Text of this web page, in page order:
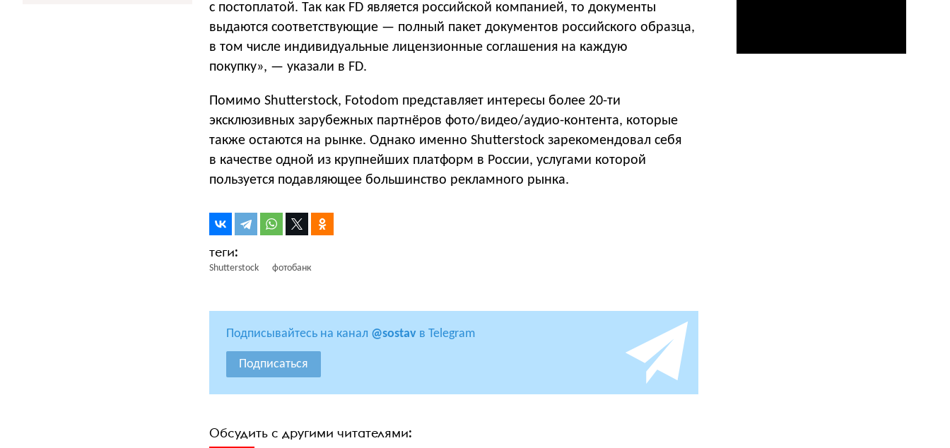
с постоплатой. Так как FD является российской компанией, то документы
выдаются соответствующие — полный пакет документов российского образца,
в том числе индивидуальные лицензионные соглашения на каждую
покупку», — указали в FD.
Помимо Shutterstock, Fotodom представляет интересы более 20-ти
эксклюзивных зарубежных партнёров фото/видео/аудио-контента, которые
также остаются на рынке. Однако именно Shutterstock зарекомендовал себя
в качестве одной из крупнейших платформ в России, услугами которой
пользуется подавляющее большинство рекламного рынка.
Shutterstock фотобанк
Подписывайтесь на канал @sostav в Telegram
Подписаться
Обсудить с другими читателями: